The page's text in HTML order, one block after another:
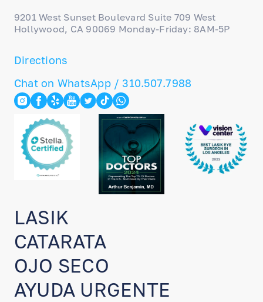
LASIK
CATARATA
OJO SECO
AYUDA URGENTE
9201 West Sunset Boulevard Suite 709 West
Hollywood, CA 90069 Monday-Friday: 8AM-5P
Directions
Chat on WhatsApp / 310.507.7988